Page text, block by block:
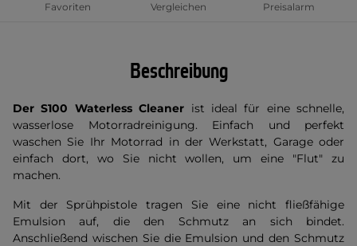
Favoriten Vergleichen Preisalarm
Beschreibung
Der S100 Waterless Cleaner ist ideal für eine schnelle,
wasserlose Motorradreinigung. Einfach und perfekt
waschen Sie Ihr Motorrad in der Werkstatt, Garage oder
einfach dort, wo Sie nicht wollen, um eine "Flut" zu
machen.
Mit der Sprühpistole tragen Sie eine nicht fließfähige
Emulsion auf, die den Schmutz an sich bindet.
Anschließend wischen Sie die Emulsion und den Schmutz